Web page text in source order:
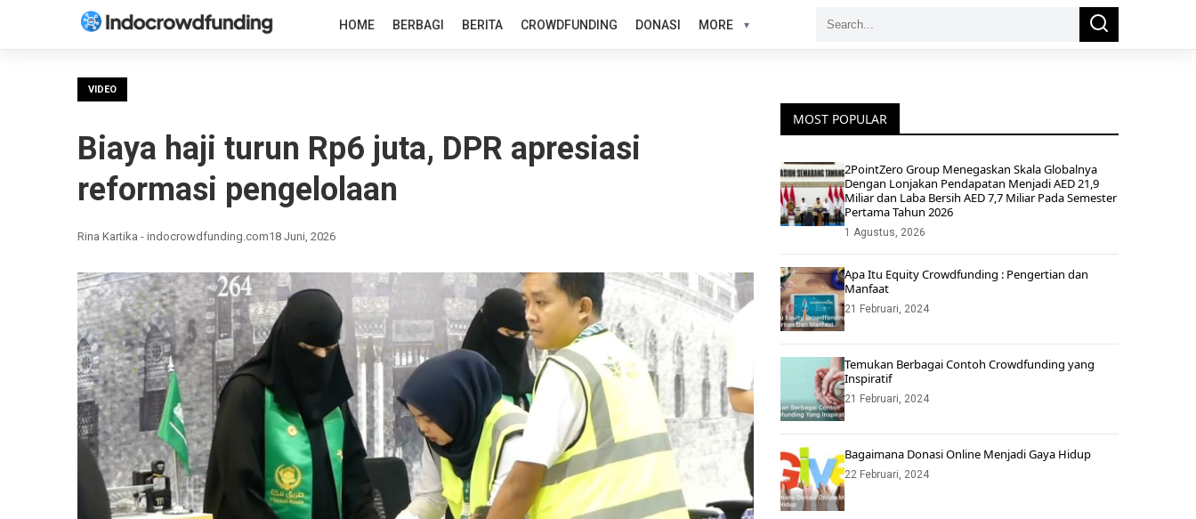
HOME BERBAGI BERITA CROWDFUNDING DONASI MORE
Search
Search
VIDEO
Biaya haji turun Rp6 juta, DPR apresiasi
reformasi pengelolaan
Rina Kartika - indocrowdfunding.com18 Juni, 2026
MOST POPULAR
2PointZero Group Menegaskan Skala Globalnya
Dengan Lonjakan Pendapatan Menjadi AED 21,9
Miliar dan Laba Bersih AED 7,7 Miliar Pada Semester
Pertama Tahun 2026
1 Agustus, 2026
Apa Itu Equity Crowdfunding : Pengertian dan
Manfaat
21 Februari, 2024
Temukan Berbagai Contoh Crowdfunding yang
Inspiratif
21 Februari, 2024
Bagaimana Donasi Online Menjadi Gaya Hidup
22 Februari, 2024